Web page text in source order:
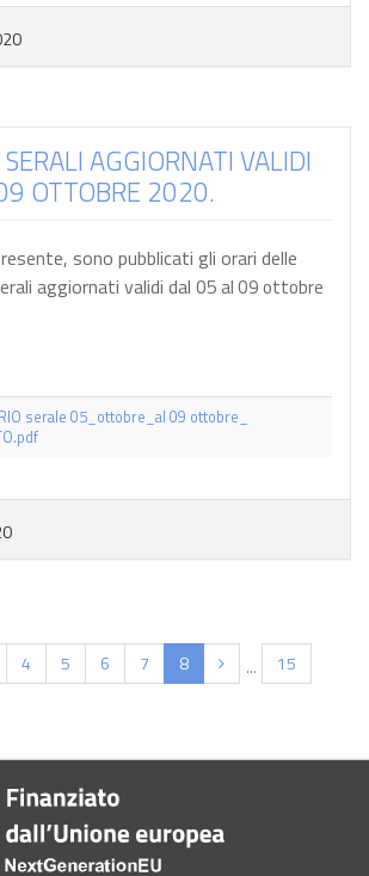
AGGIORNATI VALIDI
OTTOBRE 2020.
sono pubblicati gli orari delle
aggiornati validi dal 05 al 09 ottobre
serale 05_ottobre_al 09 ottobre_
4 5 6 7 8(current) ... 15